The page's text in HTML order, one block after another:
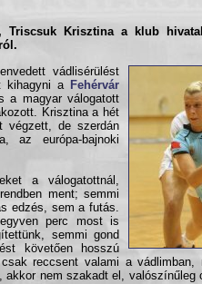
Triscsuk Krisztinaa klub
vádlisérülést
kihagyni a
Fehérvár
a magyar válogatott
Krisztina a hét
végzett, de szerdán
az európa-bajnoki
a válogatottnál,
ment; semmi
edzés, sem a futás.
perc most is
semmi gond
követően hosszú
reccsent valami a
nem szakadt el, valószínűleg